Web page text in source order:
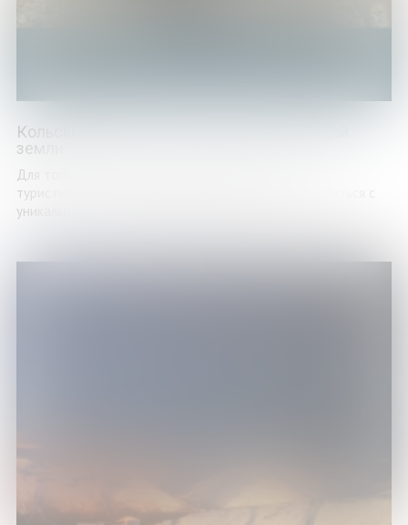
Кольский полуостров. Путешествие на край
земли
Для того, кто не бывал на нашей земле, каталог
туристических возможностей предлагает познакомиться с
уникальностью Кольского полуострова. Круизный, ...